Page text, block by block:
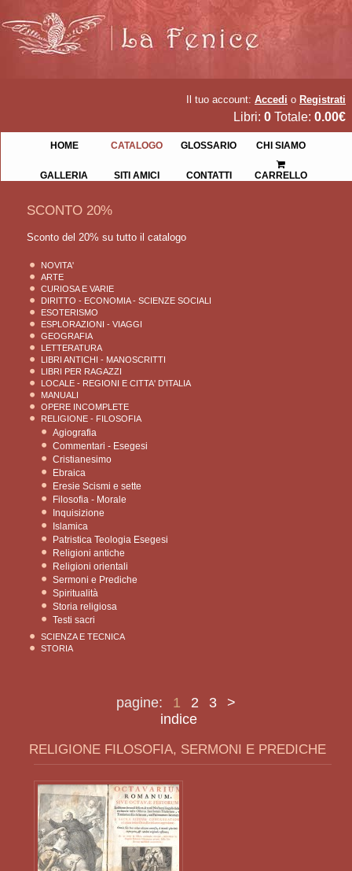
Il tuo account: Accedi o Registrati
Libri: 0 Totale: 0.00€
HOME CATALOGO GLOSSARIO CHI SIAMO
GALLERIA SITI AMICI CONTATTI CARRELLO
SCONTO 20%
Sconto del 20% su tutto il catalogo
NOVITA'
ARTE
CURIOSA E VARIE
DIRITTO - ECONOMIA - SCIENZE SOCIALI
ESOTERISMO
ESPLORAZIONI - VIAGGI
GEOGRAFIA
LETTERATURA
LIBRI ANTICHI - MANOSCRITTI
LIBRI PER RAGAZZI
LOCALE - REGIONI E CITTA' D'ITALIA
MANUALI
OPERE INCOMPLETE
RELIGIONE - FILOSOFIA
Agiografia
Commentari - Esegesi
Cristianesimo
Ebraica
Eresie Scismi e sette
Filosofia - Morale
Inquisizione
Islamica
Patristica Teologia Esegesi
Religioni antiche
Religioni orientali
Sermoni e Prediche
Spiritualità
Storia religiosa
Testi sacri
SCIENZA E TECNICA
STORIA
pagine: 1 2 3
>
indice
RELIGIONE FILOSOFIA, SERMONI E PREDICHE